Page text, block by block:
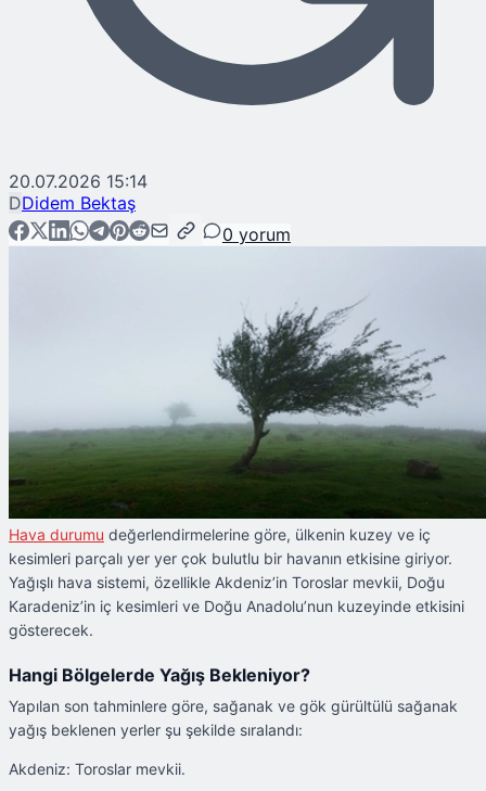
20.07.2026 15:14
DDidem Bektaş
0 yorum
Hava durumu değerlendirmelerine göre, ülkenin kuzey ve iç
kesimleri parçalı yer yer çok bulutlu bir havanın etkisine giriyor.
Yağışlı hava sistemi, özellikle Akdeniz’in Toroslar mevkii, Doğu
Karadeniz’in iç kesimleri ve Doğu Anadolu’nun kuzeyinde etkisini
gösterecek.
Hangi Bölgelerde Yağış Bekleniyor?
Yapılan son tahminlere göre, sağanak ve gök gürültülü sağanak
yağış beklenen yerler şu şekilde sıralandı:
Akdeniz: Toroslar mevkii.